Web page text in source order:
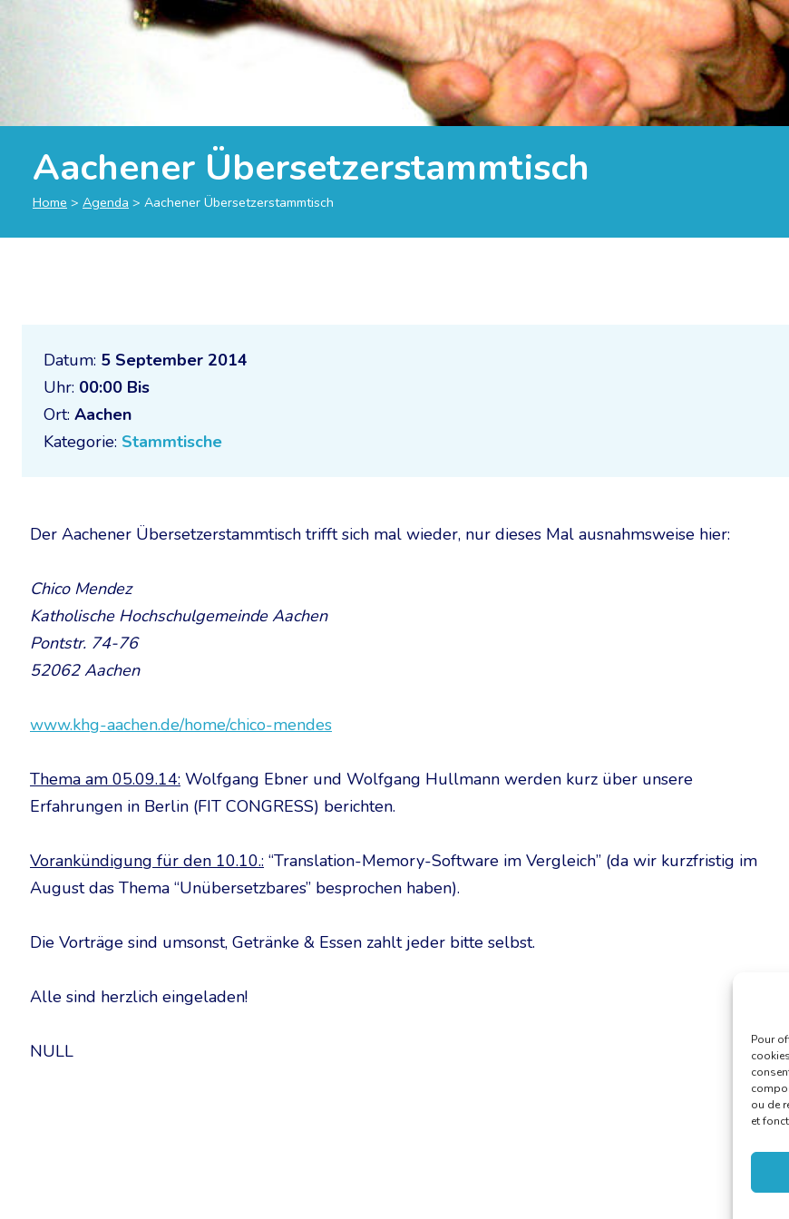
Pour
ou de
et
Aachener Übersetzerstammtisch
Home > Agenda > Aachener Übersetzerstammtisch
Datum: 5 September 2014
Uhr: 00:00 Bis
Ort: Aachen
Kategorie: Stammtische
Der Aachener Übersetzerstammtisch trifft sich mal wieder, nur dieses Mal ausnahmsweise hier:
Chico Mendez
Katholische Hochschulgemeinde Aachen
Pontstr. 74-76
52062 Aachen
www.khg-aachen.de/home/chico-mendes
Thema am 05.09.14: Wolfgang Ebner und Wolfgang Hullmann werden kurz über unsere
Erfahrungen in Berlin (FIT CONGRESS) berichten.
Vorankündigung für den 10.10.: “Translation-Memory-Software im Vergleich” (da wir kurzfristig im
August das Thema “Unübersetzbares” besprochen haben).
Die Vorträge sind umsonst, Getränke & Essen zahlt jeder bitte selbst.
Alle sind herzlich eingeladen!
NULL